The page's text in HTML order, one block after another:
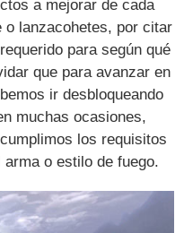
a mejorar de cada
lanzacohetes, por citar
para según qué
que para avanzar en
ir desbloqueando
muchas ocasiones,
los requisitos
o estilo de fuego.